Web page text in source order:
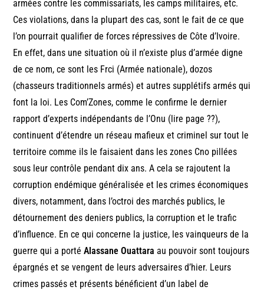
armées contre les commissariats, les camps militaires, etc.
Ces violations, dans la plupart des cas, sont le fait de ce que
l’on pourrait qualifier de forces répressives de Côte d’Ivoire.
En effet, dans une situation où il n’existe plus d’armée digne
de ce nom, ce sont les Frci (Armée nationale), dozos
(chasseurs traditionnels armés) et autres supplétifs armés qui
font la loi. Les Com’Zones, comme le confirme le dernier
rapport d’experts indépendants de l’Onu (lire page ??),
continuent d’étendre un réseau mafieux et criminel sur tout le
territoire comme ils le faisaient dans les zones Cno pillées
sous leur contrôle pendant dix ans. A cela se rajoutent la
corruption endémique généralisée et les crimes économiques
divers, notamment, dans l’octroi des marchés publics, le
détournement des deniers publics, la corruption et le trafic
d’influence. En ce qui concerne la justice, les vainqueurs de la
guerre qui a portéAlassane Ouattara au pouvoir sont toujours
épargnés et se vengent de leurs adversaires d’hier. Leurs
crimes passés et présents bénéficient d’un label de